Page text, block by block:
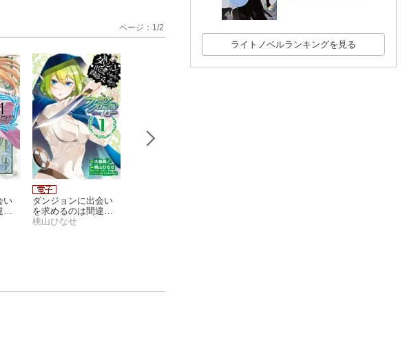
い
ダンジョンに出会い
を求めるのは間違っ
ているだろうか ファ
桃山ひなせ
ページ： 1 /2
ライトノベルランキングを見る